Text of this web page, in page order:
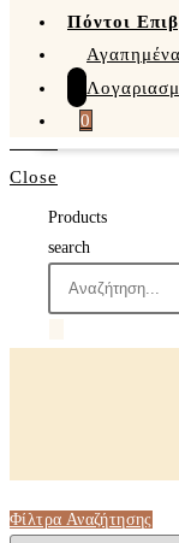
Πόντοι
Αγαπημένα
0
Close
Products
search
Φίλτρα Αναζήτησης